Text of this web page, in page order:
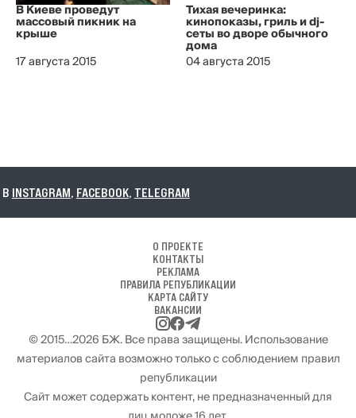
В Киеве проведут
массовый пикник на
крыше
17 августа 2015
Тихая вечеринка:
кинопоказы, гриль и dj-
сеты во дворе обычного
дома
04 августа 2015
INSTAGRAM,FACEBOOK,TELEGRAM
О ПРОЕКТЕ
КОНТАКТЫ
РЕКЛАМА
ПРАВИЛА РЕПУБЛИКАЦИИ
КАРТА САЙТУ
ВАКАНСИИ
© 2015…2026 БЖ. Все права защищены. Использование
материалов сайта возможно только с соблюдением правил
републикации
Сайт может содержать контент, не предназначенный для